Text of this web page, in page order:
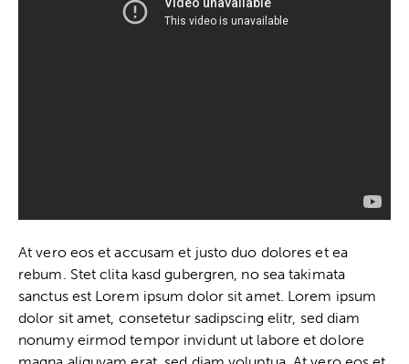
At vero eos et accusam et justo duo dolores et ea
rebum. Stet clita kasd gubergren, no sea takimata
sanctus est Lorem ipsum dolor sit amet. Lorem ipsum
dolor sit amet, consetetur sadipscing elitr, sed diam
nonumy eirmod tempor invidunt ut labore et dolore